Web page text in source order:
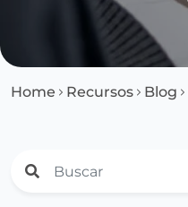
Home Recursos Blog